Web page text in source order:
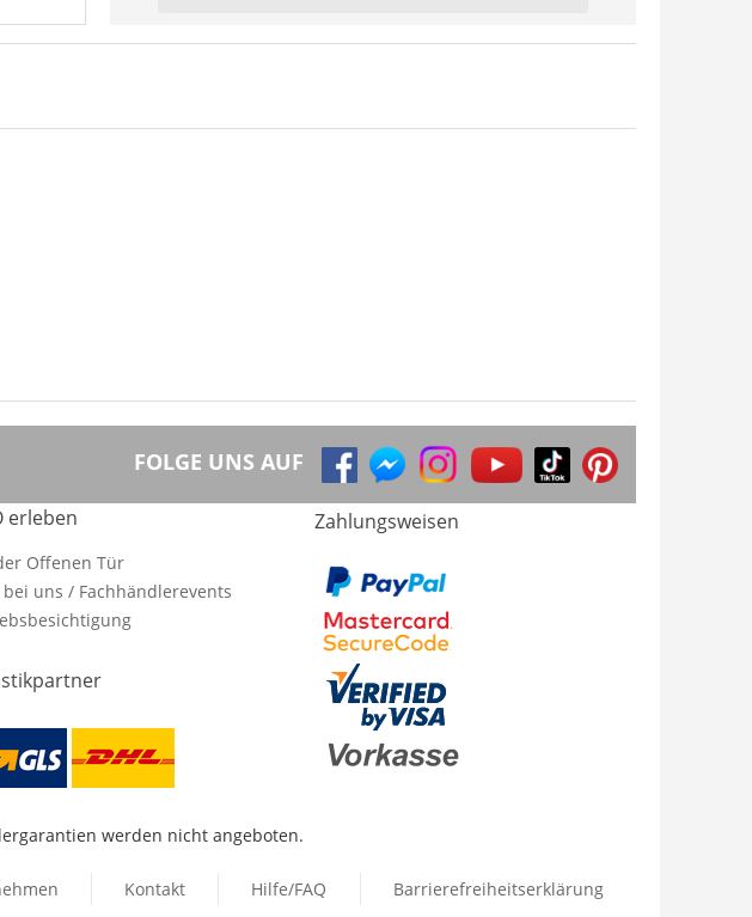
FOLGE UNS AUF
erleben
Offenen Tür
bei uns / Fachhändlerevents
Zahlungsweisen
werden nicht angeboten.
Kontakt Hilfe/FAQ Barrierefreiheitserklärung